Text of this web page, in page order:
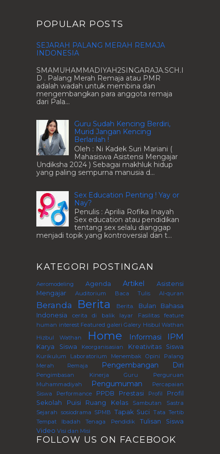
POPULAR POSTS
SEJARAH PALANG MERAH REMAJA
INDONESIA
SMAMUHAMMADIYAH2SINGARAJA.SCH.I
D . Palang Merah Remaja atau PMR
adalah wadah untuk membina dan
mengembangkan para anggota remaja
dari Pala...
Guru Sudah Kencing Berdiri,
Murid Jangan Kencing
Berlarilah !
Oleh : Ni Kadek Suri Mariani (
Mahasiswa Asistensi Mengajar
Undiksha 2024 ) Sebagai makhluk hidup
yang paling sempurna manusia d...
Sex Education Penting ! Yay or
Nay?
Penulis : Aprilia Rofika Inayah
Sex education atau pendidikan
tentang sex selalu dianggap
menjadi topik yang kontroversial dan t...
KATEGORI POSTINGAN
Aeromodeling Agenda Artikel
Asistensi
Mengajar
Auditorium Baca Tulis Al-quran
Beranda Berita Berita.
Bulan Bahasa
Indonesia
cerita di balik layar Fasilitas
feature
human interest Featured galeri Galery Hisbul Wathan
Hizbul Wathan
Home Informasi IPM
Karya Siswa Keorganisasian Kreativitas Siswa
Kurikulum Laboratorium Menembak Opini
Palang
Merah Remaja
Pengembangan Diri
Pengimbasan Kinerja Guru Perguruan
Muhammadiyah
Pengumuman
Percapaian
Siswa
Performance PPDB Prestasi Profil
Profil
Sekolah
Puisi Ruang Kelas Sambutan
Sastra
Sejarah sosiodrama SPMB Tapak Suci Tata Tertib
Tempat Ibadah
Tenaga Pendidik
Tulisan Siswa
Video Visi dan Misi
FOLLOW US ON FACEBOOK